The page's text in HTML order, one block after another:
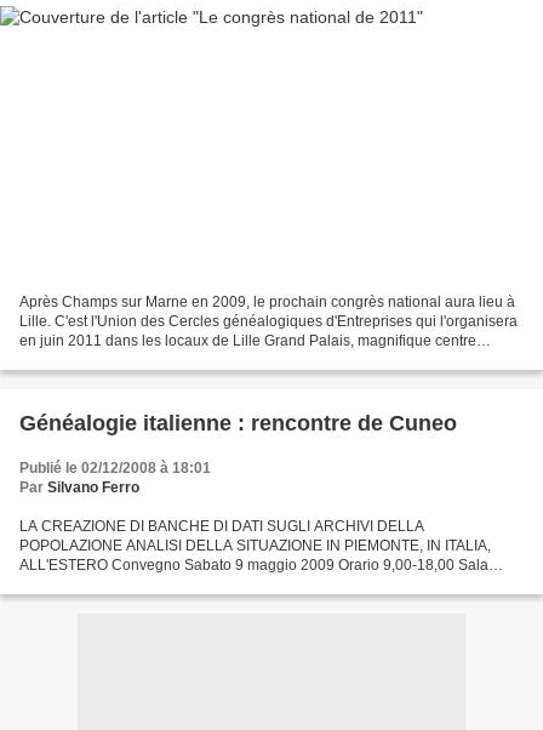
Après Champs sur Marne en 2009, le prochain congrès national aura lieu à
Lille. C'est l'Union des Cercles généalogiques d'Entreprises qui l'organisera
en juin 2011 dans les locaux de Lille Grand Palais, magnifique centre
Généalogie italienne : rencontre de Cuneo
Publié le 02/12/2008 à 18:01
Par Silvano Ferro
LA CREAZIONE DI BANCHE DI DATI SUGLI ARCHIVI DELLA
POPOLAZIONE ANALISI DELLA SITUAZIONE IN PIEMONTE, IN ITALIA,
ALL'ESTERO Convegno Sabato 9 maggio 2009 Orario 9,00-18,00 Sala